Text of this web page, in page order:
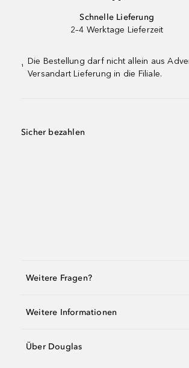
Schnelle Lieferung
2–4 Werktage Lieferzeit
¹
Die Bestellung darf nicht allein aus
Versandart Lieferung in die Filiale.
Sicher bezahlen
Weitere Fragen?
Weitere Informationen
Über Douglas